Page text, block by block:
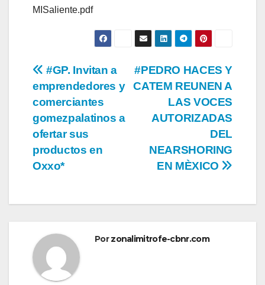
MISaliente.pdf
Navegación
de
entradas
#PEDRO HACES Y
CATEM REUNEN A
LAS VOCES
AUTORIZADAS
DEL
NEARSHORING
EN MÈXICO
#GP. Invitan a
emprendedores y
comerciantes
gomezpalatinos a
ofertar sus
productos en
Oxxo*
Porzonalimitrofe-cbnr.com